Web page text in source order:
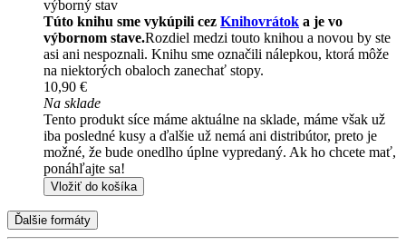
výborný stav
Túto knihu sme vykúpili cez Knihovrátok a je vo
výbornom stave.Rozdiel medzi touto knihou a novou by ste
asi ani nespoznali. Knihu sme označili nálepkou, ktorá môže
na niektorých obaloch zanechať stopy.
10,90 €
Na sklade
Tento produkt síce máme aktuálne na sklade, máme však už
iba posledné kusy a ďalšie už nemá ani distribútor, preto je
možné, že bude onedlho úplne vypredaný. Ak ho chcete mať,
ponáhľajte sa!
Vložiť do košíka
Ďalšie formáty